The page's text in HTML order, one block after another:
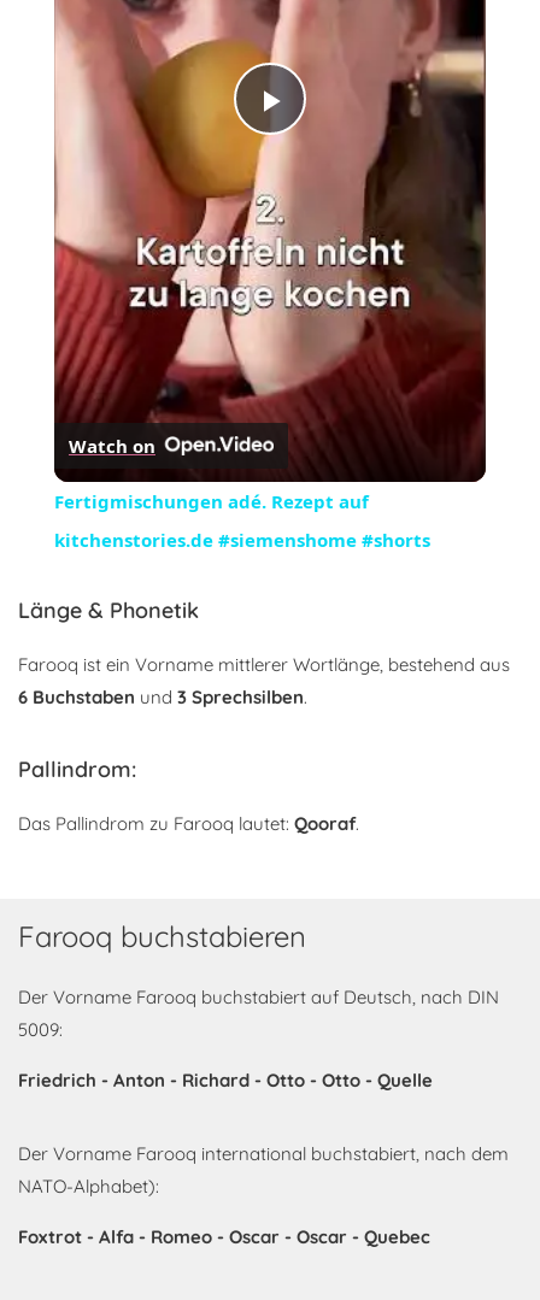
Play
Video
Watch on
Fertigmischungen adé. Rezept auf
kitchenstories.de #siemenshome #shorts
Länge & Phonetik
Farooq ist ein Vorname mittlerer Wortlänge, bestehend aus
6 Buchstaben und 3 Sprechsilben.
Pallindrom:
Das Pallindrom zu Farooq lautet: Qooraf.
Farooq buchstabieren
Der Vorname Farooq buchstabiert auf Deutsch, nach DIN
5009:
Friedrich - Anton - Richard - Otto - Otto - Quelle
Der Vorname Farooq international buchstabiert, nach dem
NATO-Alphabet):
Foxtrot - Alfa - Romeo - Oscar - Oscar - Quebec